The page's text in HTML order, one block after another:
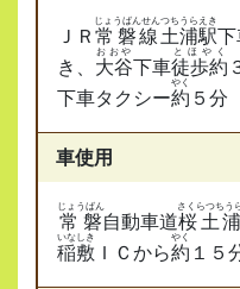
ＪＲ 常磐線
じょうばんせん
土浦駅
つちうらえき
下
き、 大谷
おおや
下車徒歩約
とほやく
下車タクシー約
やく
５分
車使用
常磐
じょうばん
自動車道桜土浦
さくらつちう
稲敷
いなしき
ＩＣから約
やく
１５